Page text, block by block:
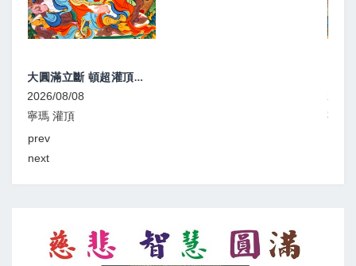
大圓滿灌頂、教學
2026/08/08
寧瑪 灌頂
prev
next